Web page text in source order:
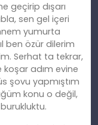
geçirip dışarı
sen gel içeri
yumurta
ben özür dilerim
Serhat ta tekrar,
koşar adım evine
şovu yapmıştım
konu o değil,